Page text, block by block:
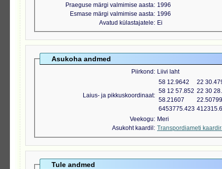
Praeguse märgi valmimise aasta
1996
Esmase märgi valmimise aasta
1996
Avatud külastajatele
Ei
Asukoha andmed
Piirkond Liivi laht
Laius- ja pikkuskoordinaat
58 12.9642
22
58 12 57.852 22 30
58.21607
22.50799
6453775.423
Veekogu
Meri
Asukoht kaardil
Transpordiameti
Tule andmed